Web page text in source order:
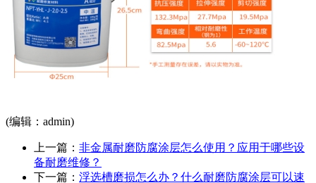
(编辑：admin)
上一篇： 非金属耐磨防腐涂层怎么使用？应用于哪些设
备耐磨维修？
下一篇： 浮选槽磨损怎么办？什么耐磨防腐涂层可以速